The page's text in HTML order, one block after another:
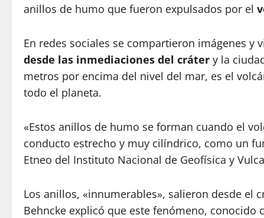
anillos de humo que fueron expulsados por el
En redes sociales se compartieron imágenes y
desde las inmediaciones del cráter y la
metros por encima del nivel del mar, es el
todo el planeta.
«Estos anillos de humo se forman cuando el
conducto estrecho y muy cilíndrico, como un
Etneo del Instituto Nacional de Geofísica y
Los anillos, «innumerables», salieron desde el
Behncke explicó que este fenómeno, conocido